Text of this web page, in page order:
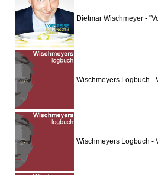
Dietmar Wischmeyer -
Wischmeyers Logbuch -
Wischmeyers Logbuch -